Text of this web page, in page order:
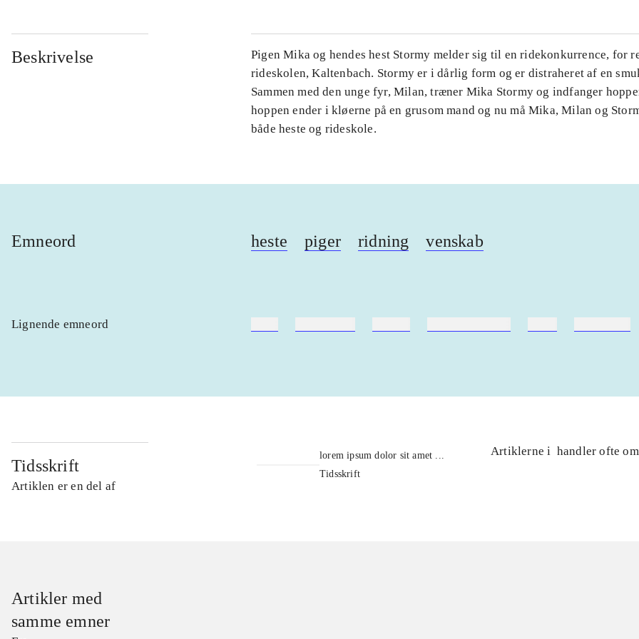
Beskrivelse
Pigen Mika og hendes hest Stormy mel­der sig til en ridekonkurrence, for
rideskolen, Kal­ten­bach. Stormy er i dårlig form og er distraheret af en
Sammen med den unge fyr, Milan, træner Mika Stormy og indfanger
hoppen ender i kløerne på en grusom mand og nu må Mika, Milan og
både heste og rideskole.
Emneord heste piger ridning venskab
Lignende emneord
Tidsskrift
Artiklen er en del af
lorem ipsum dolor sit amet ...
Tidsskrift
Artiklerne i handler ofte om
Artikler med
samme emner